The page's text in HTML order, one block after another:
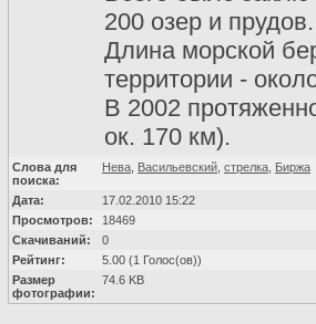
200 озер и прудов.
Длина морской
территории -
В 2002
ок. 170 км).
Слова для
поиска:
Нева Васильевский стрелка Биржа
Дата:
17.02.2010 15:22
Просмотров:
18469
Скачиваний:
0
Рейтинг:
5.00 (1 Голос(ов))
Размер
фотографии:
74.6 KB